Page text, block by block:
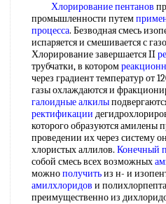
Хлорирование пентанов
промышленности путем
процесса. Безводная смесь
испаряется и смешивается с
Хлорирование завершается II
трубчатки, в котором
через градиент температур от
газы охлаждаются и
галоидные алкилы
ректификации
которого образуются амилены
проведении их через систему
хлористых аллилов. Конечный
собой смесь всех возможных
можнополучитьиз н- и
амилхлоридов и
преимущественно из